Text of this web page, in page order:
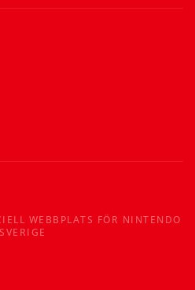
WEBBPLATS FÖR NINTENDO